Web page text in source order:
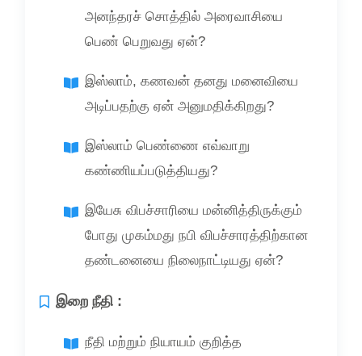
அனந்தரச் சொத்தில் அரைவாசியை
பெண் பெறுவது ஏன்?
இஸ்லாம், கணவன் தனது மனைவியை
அடிப்பதற்கு ஏன் அனுமதிக்கிறது?
இஸ்லாம் பெண்ணை எவ்வாறு
கண்ணியப்படுத்தியது?
இயேசு விபச்சாரியை மன்னித்திருக்கும்
போது முகம்மது நபி விபச்சாரத்திற்கான
தண்டனையை நிலைநாட்டியது ஏன்?
இறை நீதி :
நீதி மற்றும் நியாயம் குறித்த